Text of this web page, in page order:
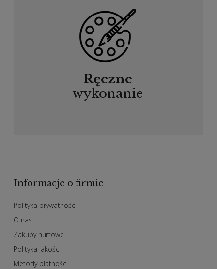
Ręczne
wykonanie
Informacje o firmie
Polityka prywatności
O nas
Zakupy hurtowe
Polityka jakości
Metody płatności